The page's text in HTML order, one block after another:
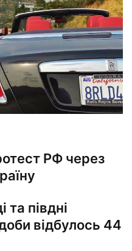
РФ через
та півдні
відбулось 44